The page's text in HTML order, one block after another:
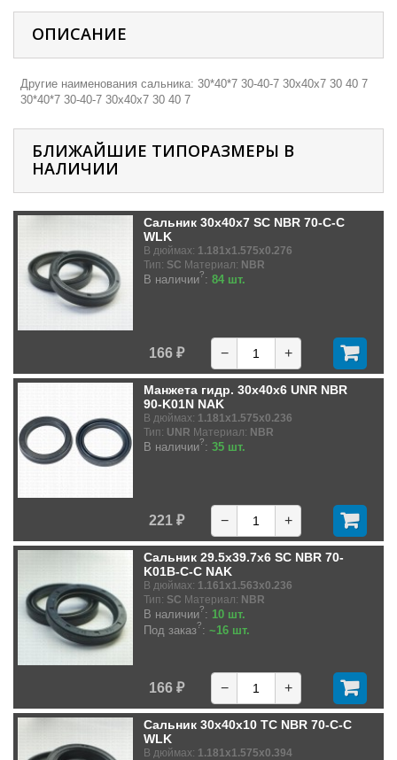
ОПИСАНИЕ
Другие наименования сальника: 30*40*7 30-40-7 30х40х7 30 40 7
30*40*7 30-40-7 30х40х7 30 40 7
БЛИЖАЙШИЕ ТИПОРАЗМЕРЫ В
НАЛИЧИИ
Сальник 30x40x7 SC NBR 70-C-C
WLK
В дюймах: 1.181x1.575x0.276
Тип: SC Материал: NBR
В наличии?: 84 шт.
166 ₽ − +
Манжета гидр. 30x40x6 UNR NBR
90-K01N NAK
В дюймах: 1.181x1.575x0.236
Тип: UNR Материал: NBR
В наличии?: 35 шт.
221 ₽ − +
Сальник 29.5x39.7x6 SC NBR 70-
K01B-C-C NAK
В дюймах: 1.161x1.563x0.236
Тип: SC Материал: NBR
В наличии?: 10 шт.
Под заказ?: ~16 шт.
166 ₽ − +
Сальник 30x40x10 TC NBR 70-C-C
WLK
В дюймах: 1.181x1.575x0.394